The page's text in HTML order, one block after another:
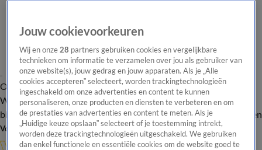
Overzicht Onze programma's Uitzendingen Onze gezichten
In de
WandelgangenInterviewsUitzending
bijwonenPodcastShopVeelgestelde vragenKijkersvraag insturen
Volg Vandaag Inside
Jouw cookievoorkeuren
Wij en onze28 partners gebruiken cookies en vergelijkbare
technieken om informatie te verzamelen over jou als gebruiker van
onze website(s), jouw gedrag en jouw apparaten. Als je „Alle
cookies accepteren” selecteert, worden trackingtechnologieën
ingeschakeld om onze advertenties en content te kunnen
personaliseren, onze producten en diensten te verbeteren en om
de prestaties van advertenties en content te meten. Als je
„Huidige keuze opslaan” selecteert of je toestemming intrekt,
worden deze trackingtechnologieën uitgeschakeld. We gebruiken
dan enkel functionele en essentiële cookies om de website goed te